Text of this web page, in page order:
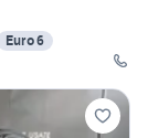
Euro 6